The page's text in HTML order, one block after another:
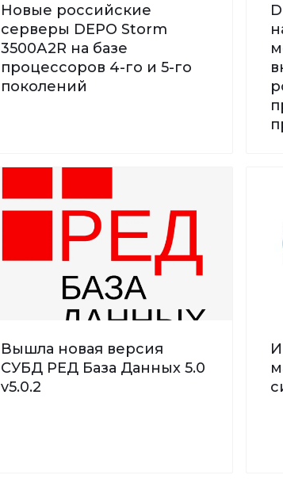
Новые российские
серверы DEPO Storm
3500А2R на базе
процессоров 4-го и 5-го
поколений
Вышла новая версия
СУБД РЕД База Данных 5.0
v5.0.2